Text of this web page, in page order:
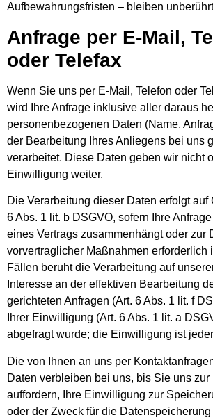
Aufbewahrungsfristen – bleiben
Anfrage per E-Mail,
oder Telefax
Wenn Sie uns per E-Mail, Telefon oder
wird Ihre Anfrage inklusive aller daraus
personenbezogenen Daten (Name,
der Bearbeitung Ihres Anliegens bei uns
verarbeitet. Diese Daten geben wir nicht
Einwilligung weiter.
Die Verarbeitung dieser Daten erfolgt auf
6 Abs. 1 lit. b DSGVO, sofern Ihre
eines Vertrags zusammenhängt oder zur
vorvertraglicher Maßnahmen erforderlich
Fällen beruht die Verarbeitung auf
Interesse an der effektiven Bearbeitung
gerichteten Anfragen (Art. 6 Abs. 1 lit. f
Ihrer Einwilligung (Art. 6 Abs. 1 lit. a
abgefragt wurde; die Einwilligung ist
Die von Ihnen an uns per
Daten verbleiben bei uns, bis Sie uns zur
auffordern, Ihre Einwilligung zur
oder der Zweck für die